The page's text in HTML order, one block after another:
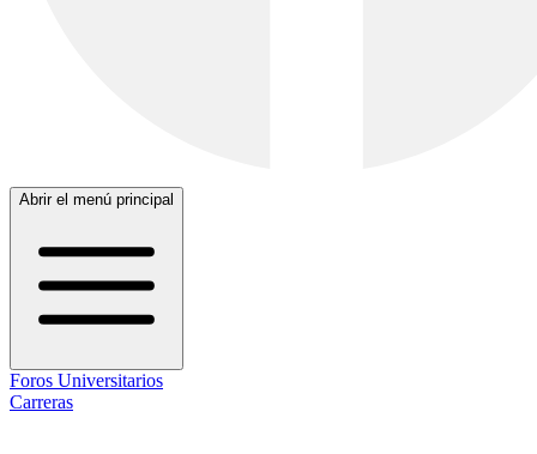
Abrir el menú principal
Foros Universitarios
Carreras